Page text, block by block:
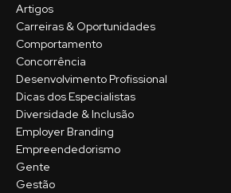
Artigos
Carreiras & Oportunidades
Comportamento
Concorrência
Desenvolvimento Profissional
Dicas dos Especialistas
Diversidade & Inclusão
Employer Branding
Empreendedorismo
Gente
Gestão